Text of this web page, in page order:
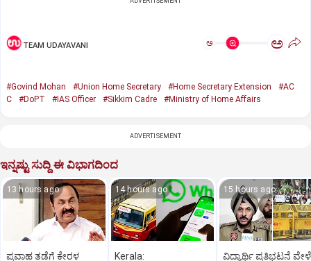
TEAM UDAYAVANI ಅ ಅ
#Govind Mohan #Union Home Secretary #Home Secretary Extension
#AC
C
#DoPT #IAS Officer #Sikkim Cadre #Ministry of Home Affairs
ADVERTISEMENT
ಇನ್ನಷ್ಟು ಸುದ್ದಿ ಈ ವಿಭಾಗದಿಂದ
13 hours ago
ಪ್ರವಾಹ ತಡೆಗೆ ಕೇರಳ
14 hours ago
Kerala:
15 hours ago
ವಿದ್ಯಾರ್ಥಿ ಪ್ರತಿಭಟನೆ ವೇಳೆ